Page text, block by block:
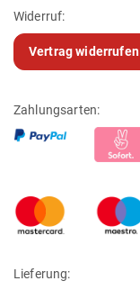
Widerruf:
Vertrag widerrufen
Zahlungsarten:
Lieferung: